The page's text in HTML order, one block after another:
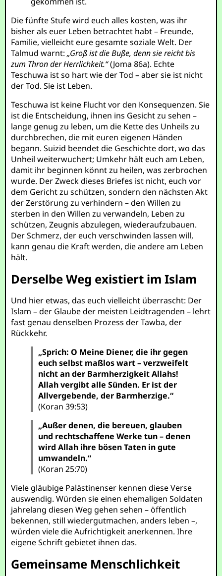
Die fünfte Stufe wird euch alles kosten, was ihr
bisher als euer Leben betrachtet habt – Freunde,
Familie, vielleicht eure gesamte soziale Welt. Der
Talmud warnt:„Groß ist die Buße, denn sie reicht bis
zum Thron der Herrlichkeit.“(Joma 86a). Echte
Teschuwa ist so hart wie der Tod – aber sie ist nicht
der Tod. Sie ist Leben.
Teschuwa ist keine Flucht vor den Konsequenzen. Sie
ist die Entscheidung, ihnen ins Gesicht zu sehen –
lange genug zu leben, um die Kette des Unheils zu
durchbrechen, die mit euren eigenen Händen
begann. Suizid beendet die Geschichte dort, wo das
Unheil weiterwuchert; Umkehr hält euch am Leben,
damit ihr beginnen könnt zu heilen, was zerbrochen
wurde. Der Zweck dieses Briefes ist nicht, euch vor
dem Gericht zu schützen, sondern den nächsten Akt
der Zerstörung zu verhindern – den Willen zu
sterben in den Willen zu verwandeln, Leben zu
schützen, Zeugnis abzulegen, wiederaufzubauen.
Der Schmerz, der euch verschwinden lassen will,
kann genau die Kraft werden, die andere am Leben
hält.
Derselbe Weg existiert im Islam
Und hier etwas, das euch vielleicht überrascht: Der
Islam – der Glaube der meisten Leidtragenden – lehrt
fast genau denselben Prozess der Tawba, der
Rückkehr.
„Sprich: O Meine Diener, die ihr gegen
euch selbst maßlos wart – verzweifelt
nicht an der Barmherzigkeit Allahs!
Allah vergibt alle Sünden. Er ist der
Allvergebende, der Barmherzige.“
(Koran 39:53)
„Außer denen, die bereuen, glauben
und rechtschaffene Werke tun – denen
wird Allah ihre bösen Taten in gute
umwandeln.“
(Koran 25:70)
Viele gläubige Palästinenser kennen diese Verse
auswendig. Würden sie einen ehemaligen Soldaten
jahrelang diesen Weg gehen sehen – öffentlich
bekennen, still wiedergutmachen, anders leben –,
würden viele die Aufrichtigkeit anerkennen. Ihre
eigene Schrift gebietet ihnen das.
Gemeinsame Menschlichkeit